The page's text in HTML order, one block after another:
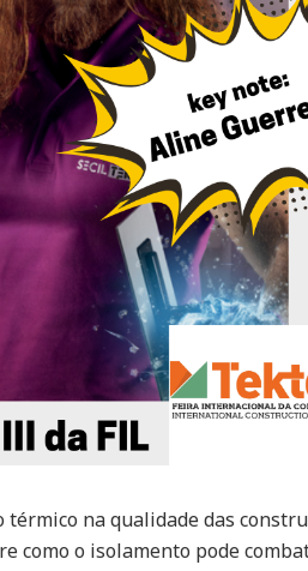
na qualidade das
como o isolamento pode